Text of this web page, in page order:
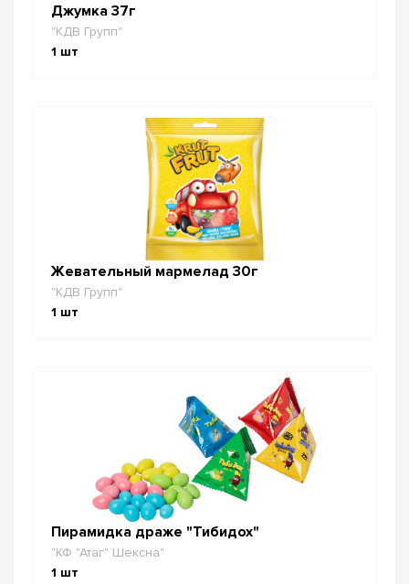
Джумка 37г
"КДВ Групп"
1 шт
Жевательный мармелад 30г
"КДВ Групп"
1 шт
Пирамидка драже "Тибидох"
"КФ "Атаг" Шексна"
1 шт